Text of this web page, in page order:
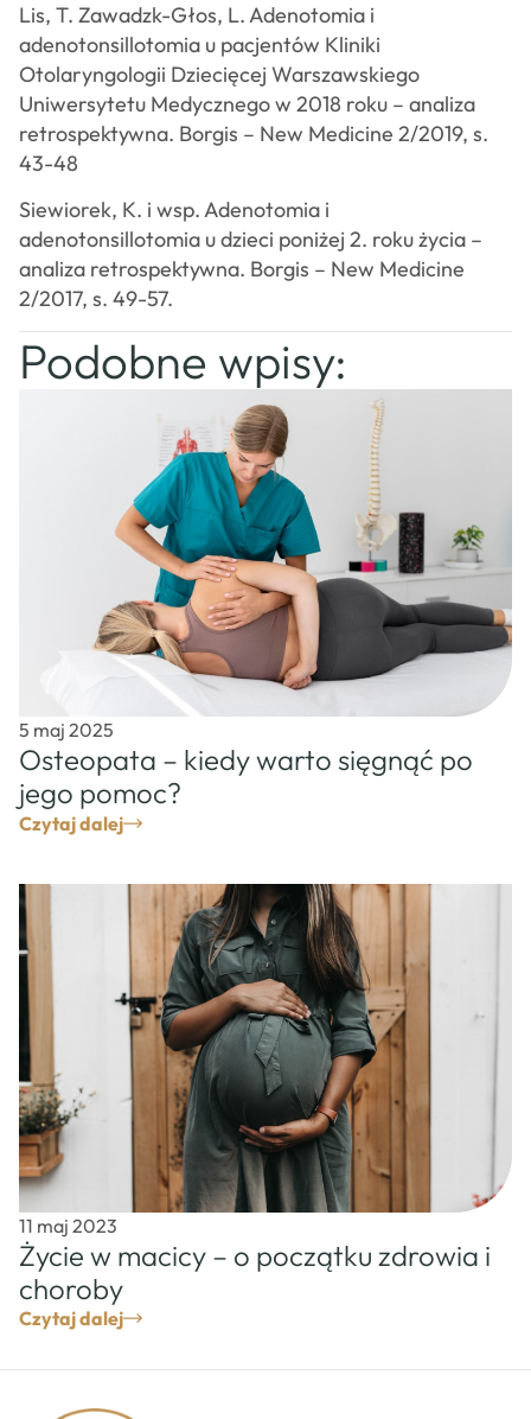
Lis, T. Zawadzk-Głos, L. Adenotomia i
adenotonsillotomia u pacjentów Kliniki
Otolaryngologii Dziecięcej Warszawskiego
Uniwersytetu Medycznego w 2018 roku – analiza
retrospektywna. Borgis – New Medicine 2/2019, s.
43-48
Siewiorek, K. i wsp. Adenotomia i
adenotonsillotomia u dzieci poniżej 2. roku życia –
analiza retrospektywna. Borgis – New Medicine
2/2017, s. 49-57.
Podobne wpisy:
5 maj 2025
Osteopata – kiedy warto sięgnąć po
jego pomoc?
Czytaj dalej
11 maj 2023
Życie w macicy – o początku zdrowia i
choroby
Czytaj dalej